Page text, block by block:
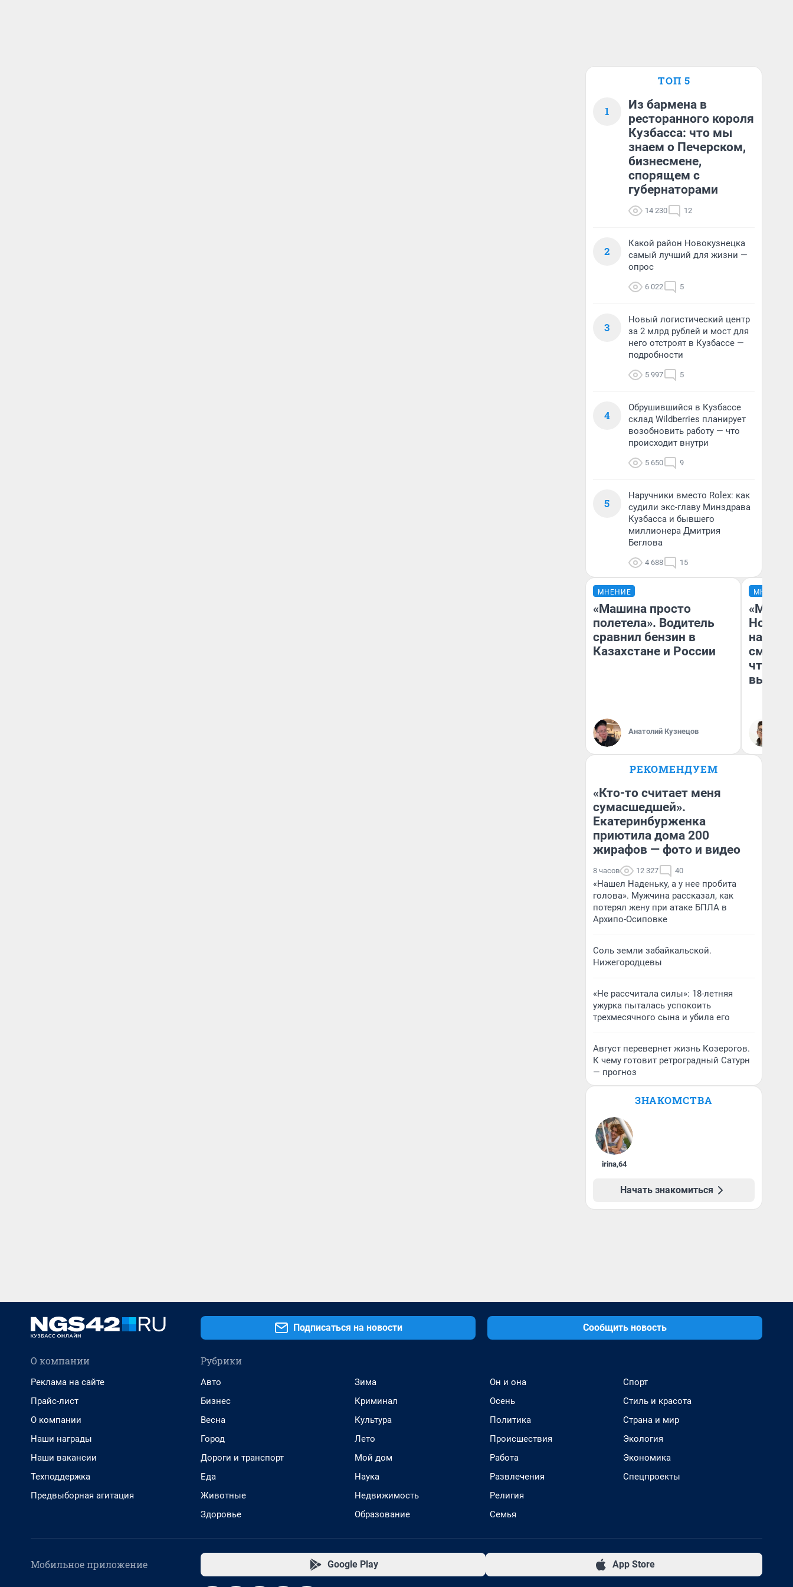
ТОП 5
1
Из бармена в
ресторанного короля
Кузбасса: что мы
знаем о Печерском,
бизнесмене,
спорящем с
губернаторами
14 230 12
2
Какой район Новокузнецка
самый лучший для жизни —
опрос
6 022 5
3
Новый логистический центр
за 2 млрд рублей и мост для
него отстроят в Кузбассе —
подробности
5 997 5
4
Обрушившийся в Кузбассе
склад Wildberries планирует
возобновить работу — что
происходит внутри
5 650 9
5
Наручники вместо Rolex: как
судили экс-главу Минздрава
Кузбасса и бывшего
миллионера Дмитрия
Беглова
4 688 15
МНЕНИЕ
«Машина просто
полетела». Водитель
сравнил бензин в
Казахстане и России
Анатолий Кузнецов
МНЕНИЕ
«Мы
чтобы
РЕКОМЕНДУЕМ
«Кто-то считает меня
сумасшедшей».
Екатеринбурженка
приютила дома 200
жирафов — фото и видео
8 часов 12 327 40
«Нашел Наденьку, а у нее пробита
голова». Мужчина рассказал, как
потерял жену при атаке БПЛА в
Архипо-Осиповке
Соль земли забайкальской.
Нижегородцевы
«Не рассчитала силы»: 18-летняя
ужурка пыталась успокоить
трехмесячного сына и убила его
Август перевернет жизнь Козерогов.
К чему готовит ретроградный Сатурн
— прогноз
ЗНАКОМСТВА
irina,64
Начать знакомиться
Подписаться на новости Сообщить новость
О компании
Реклама на сайте
Прайс-лист
О компании
Наши награды
Наши вакансии
Техподдержка
Предвыборная агитация
Рубрики
Авто
Бизнес
Весна
Город
Дороги и транспорт
Еда
Животные
Здоровье
Зима
Криминал
Культура
Лето
Мой дом
Наука
Недвижимость
Образование
Он и она
Осень
Политика
Происшествия
Работа
Развлечения
Религия
Семья
Спорт
Стиль и красота
Страна и мир
Экология
Экономика
Спецпроекты
Мобильное приложение Google Play App Store